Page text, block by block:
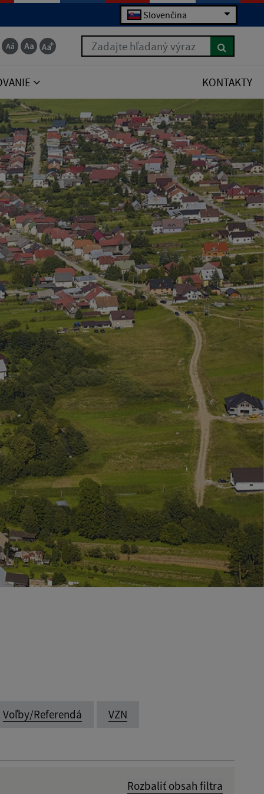
Slovenčina
Zadajte hľadaný výraz
KONTAKTY
Voľby/Referendá VZN
Rozbaliť obsah filtra